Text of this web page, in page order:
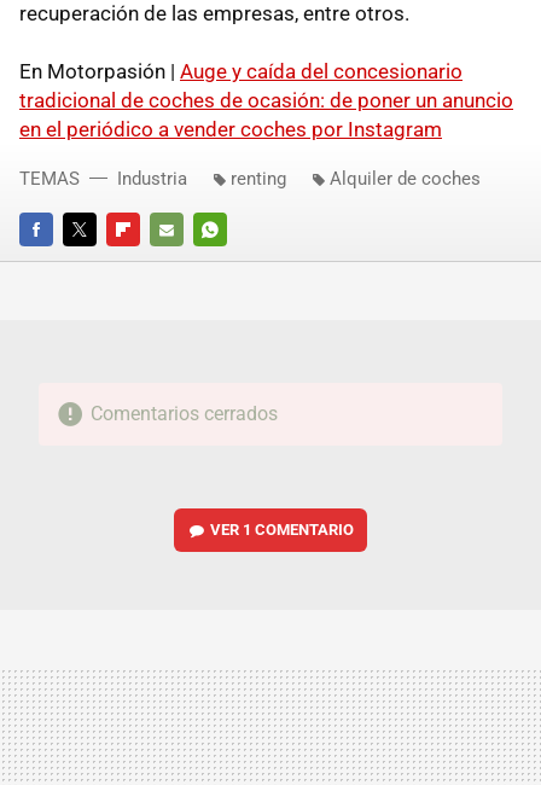
recuperación de las empresas, entre otros.
En Motorpasión | Auge y caída del concesionario
tradicional de coches de ocasión: de poner un anuncio
en el periódico a vender coches por Instagram
FACEBOOKTWITTERFLIPBOARD
E-
WHATSAPP
TEMAS Industria renting Alquiler de coches
Comentarios cerrados
VER 1 COMENTARIO